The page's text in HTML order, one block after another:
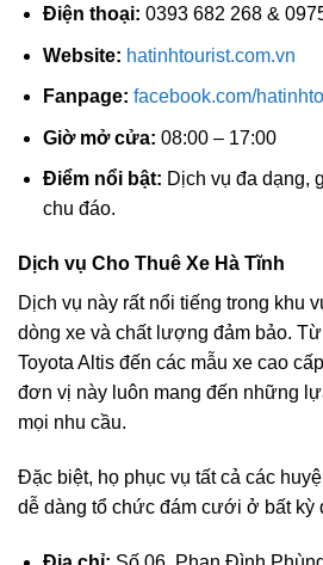
Điện thoại: 0393 682 268 &
Website: hatinhtourist.com.vn
Fanpage: facebook.com/
Giờ mở cửa: 08:00 – 17:00
Điểm nổi bật: Dịch vụ đa dạng,
chu đáo.
Dịch vụ Cho Thuê Xe Hà Tĩnh
Dịch vụ này rất nổi tiếng trong khu
dòng xe và chất lượng đảm bảo.
Toyota Altis đến các mẫu xe cao
đơn vị này luôn mang đến những
mọi nhu cầu.
Đặc biệt, họ phục vụ tất cả các
dễ dàng tổ chức đám cưới ở bất kỳ